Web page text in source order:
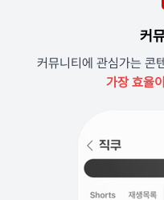
커
커뮤니티에 관심가는 콘
가장 효율